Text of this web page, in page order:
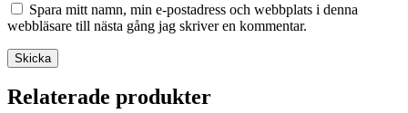
Spara mitt namn, min e-postadress och webbplats i denna
webbläsare till nästa gång jag skriver en kommentar.
Skicka
Relaterade produkter